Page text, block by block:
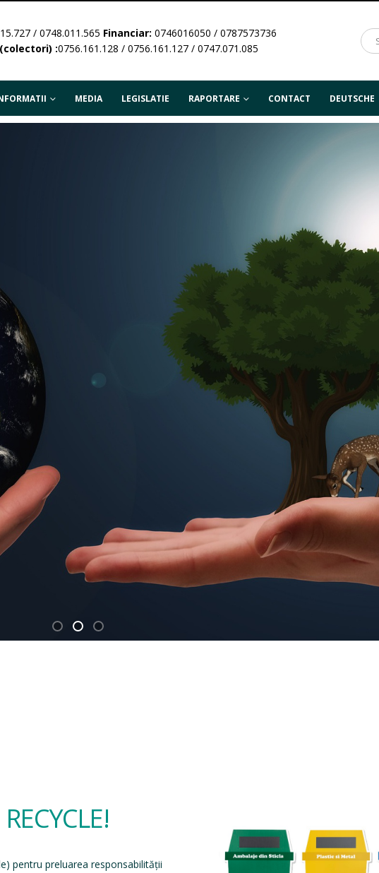
/ 0748.011.565 Financiar: 0746016050 / 0787573736
:0756.161.128 / 0756.161.127 / 0747.071.085
MEDIA LEGISLATIE RAPORTARE CONTACT DEUTSCHE
) pentru preluarea responsabilității